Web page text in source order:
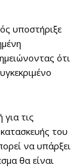
υποστήριξε
ότι
τις
του
να υπάρξει
θα είναι